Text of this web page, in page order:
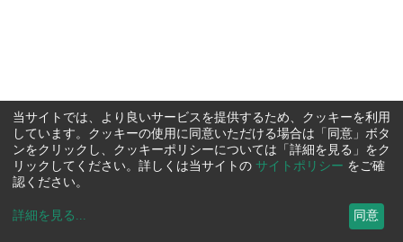
当サイトでは、より良いサービスを提供するため、クッキーを利用
しています。クッキーの使用に同意いただける場合は「同意」ボタ
ンをクリックし、クッキーポリシーについては「詳細を見る」をク
リックしてください。詳しくは当サイトの サイトポリシー をご確
認ください。
詳細を見る ... 同意